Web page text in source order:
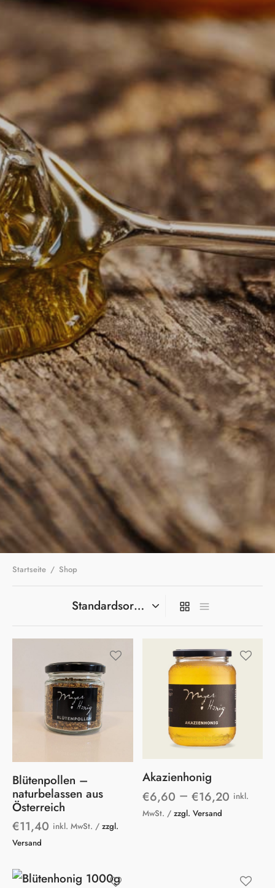
Startseite / Shop
Blütenpollen –
naturbelassen aus
Österreich
€11,40 inkl. MwSt. / zzgl.
Versand
Dieses
Produkt
weist
Die
der
Akazienhonig
€6,60 – €16,20 inkl.
MwSt. /zzgl. Versand